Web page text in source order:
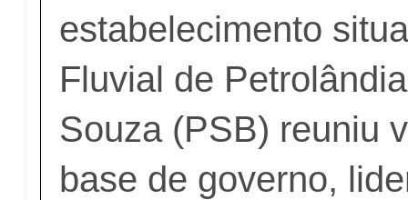
estabelecimento
Fluvial de
Souza (PSB) reuniu
base de governo,